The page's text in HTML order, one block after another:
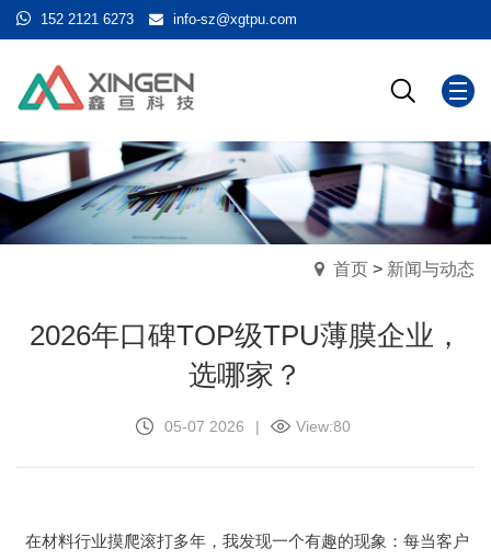
152 2121 6273 info-sz@xgtpu.com
首页 > 新闻与动态
2026年口碑TOP级TPU薄膜企业，
选哪家？
05-07 2026 | View:80
在材料行业摸爬滚打多年，我发现一个有趣的现象：每当客户